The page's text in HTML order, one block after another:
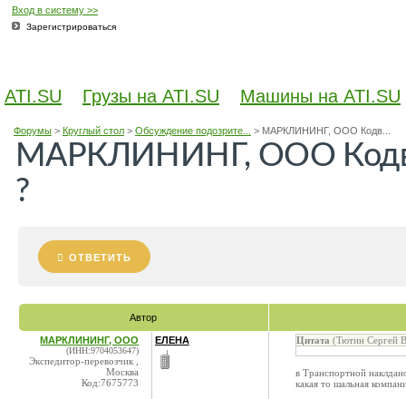
Вход в систему >>
Зарегистрироваться
ATI.SU Грузы на ATI.SU Машины на ATI.SU
Форумы> Круглый стол> Обсуждение подозрите... > МАРКЛИНИНГ, ООО Кодв...
МАРКЛИНИНГ, ООО Кодв
?
ОТВЕТИТЬ
Автор
МАРКЛИНИНГ, ООО
(ИНН:9704053647)
Экспедитор-перевозчик ,
Москва
Код:7675773
ЕЛЕНА Цитата (Тютин Сергей
в Транспортной
какая то шальная